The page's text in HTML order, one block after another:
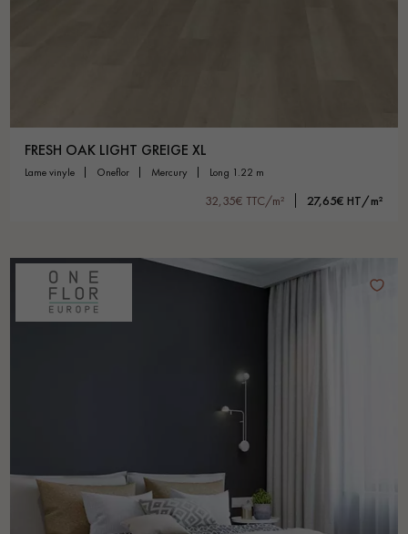
FRESH OAK LIGHT GREIGE XL
lame vinyle oneflor mercury long 1.22 m
32,35€ TTC/m² 27,65€ HT/m²